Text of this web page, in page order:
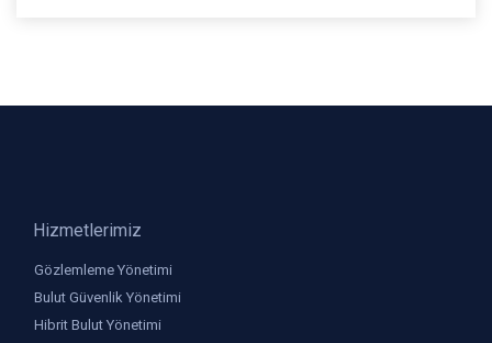
Hizmetlerimiz
Gözlemleme Yönetimi
Bulut Güvenlik Yönetimi
Hibrit Bulut Yönetimi